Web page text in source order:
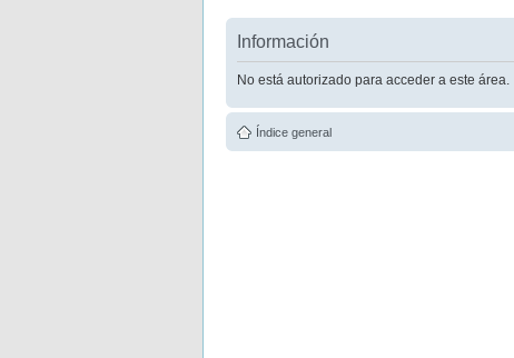
Información
No está autorizado para acceder a este área.
Índice general